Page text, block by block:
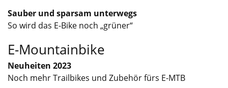
Sauber und sparsam unterwegs
So wird das E-Bike noch „grüner“
E-Mountainbike
Neuheiten 2023
Noch mehr Trailbikes und Zubehör fürs E-MTB